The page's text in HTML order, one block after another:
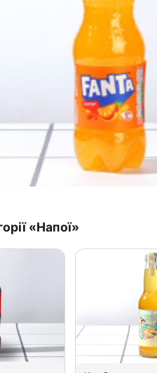
«Напої»